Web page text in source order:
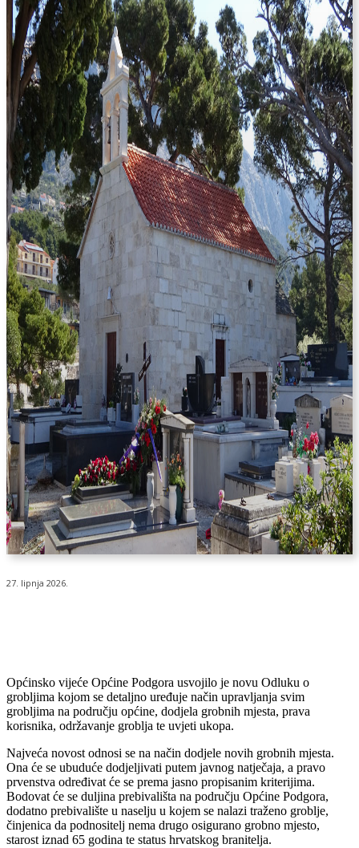
27. lipnja 2026.
Općinsko vijeće Općine Podgora usvojilo je novu Odluku o
grobljima kojom se detaljno uređuje način upravljanja svim
grobljima na području općine, dodjela grobnih mjesta, prava
korisnika, održavanje groblja te uvjeti ukopa.
Najveća novost odnosi se na način dodjele novih grobnih mjesta.
Ona će se ubuduće dodjeljivati putem javnog natječaja, a pravo
prvenstva određivat će se prema jasno propisanim kriterijima.
Bodovat će se duljina prebivališta na području Općine Podgora,
dodatno prebivalište u naselju u kojem se nalazi traženo groblje,
činjenica da podnositelj nema drugo osigurano grobno mjesto,
starost iznad 65 godina te status hrvatskog branitelja.